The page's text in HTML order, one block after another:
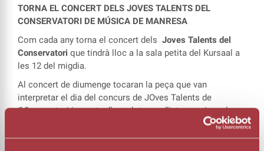
TORNA EL CONCERT DELS JOVES TALENTS DEL
CONSERVATORI DE MÚSICA DE MANRESA
Com cada any torna el concert dels Joves Talents del
Conservatori que tindrà lloc a la sala petita del Kursaal a
les 12 del migdia.
Al concert de diumenge tocaran la peça que van
interpretar el dia del concurs de JOves Talents de
COnservatori i consta d’una dotzena d’intervencions, la
majoria amb instrument solista acompanyat amb piano.
L’alumnat que actuarà diumenge al Kursaal són:Alba Coll